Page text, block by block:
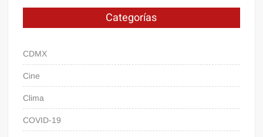
Categorías
CDMX
Cine
Clima
COVID-19